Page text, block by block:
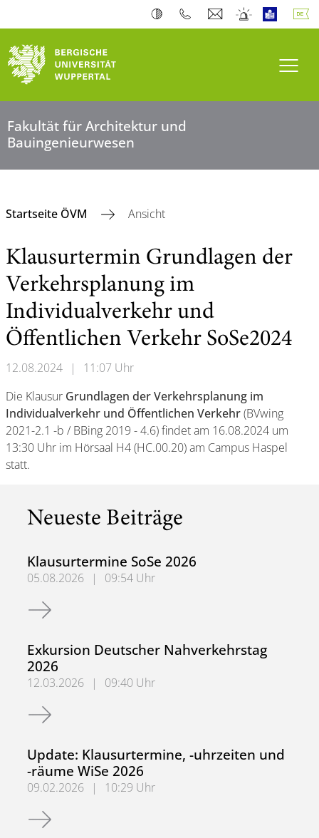
Fakultät für Architektur und
Bauingenieurwesen
Startseite ÖVM Ansicht
Klausurtermin Grundlagen der
Verkehrsplanung im
Individualverkehr und
Öffentlichen Verkehr SoSe2024
12.08.2024 |
11:07 Uhr
Die Klausur Grundlagen der Verkehrsplanung im
Individualverkehr und Öffentlichen Verkehr(BVwing
2021-2.1 -b / BBing 2019 - 4.6) findet am 16.08.2024 um
13:30 Uhr im Hörsaal H4 (HC.00.20) am Campus Haspel
statt.
Neueste Beiträge
Klausurtermine SoSe 2026
05.08.2026 |
09:54 Uhr
Klausurtermine SoSe 2026
Exkursion Deutscher Nahverkehrstag
2026
12.03.2026 |
09:40 Uhr
Exkursion Deutscher Nahverkehrstag 2026
Update: Klausurtermine, -uhrzeiten und
-räume WiSe 2026
09.02.2026 |
10:29 Uhr
Update: Klausurtermine, -uhrzeiten und -räume WiSe